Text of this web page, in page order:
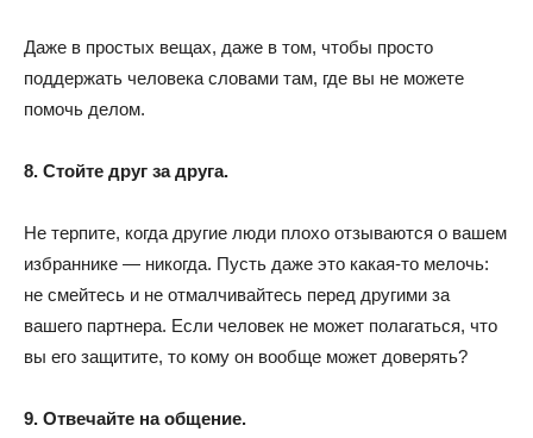
Даже в простых вещах, даже в том, чтобы просто
поддержать человека словами там, где вы не можете
помочь делом.
8. Стойте друг за друга.
Не терпите, когда другие люди плохо отзываются о вашем
избраннике — никогда. Пусть даже это какая-то мелочь:
не смейтесь и не отмалчивайтесь перед другими за
вашего партнера. Если человек не может полагаться, что
вы его защитите, то кому он вообще может доверять?
9. Отвечайте на общение.